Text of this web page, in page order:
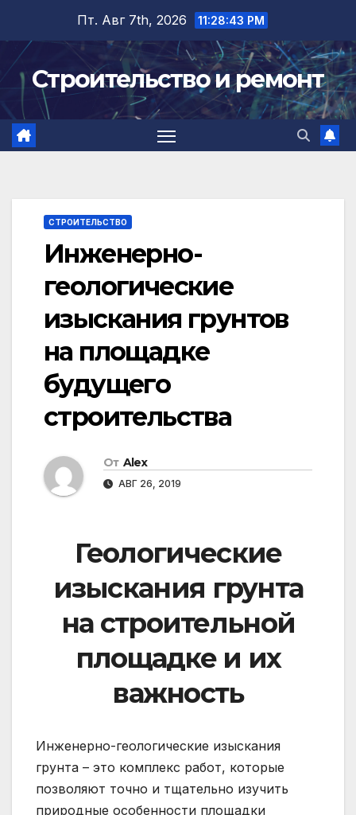
содержимому
Пт. Авг 7th, 2026 11:28:43 PM
Строительство и ремонт
СТРОИТЕЛЬСТВО
Инженерно-
геологические
изыскания грунтов
на площадке
будущего
строительства
От Alex
АВГ 26, 2019
Геологические
изыскания грунта
на строительной
площадке и их
важность
Инженерно-геологические изыскания
грунта – это комплекс работ, которые
позволяют точно и тщательно изучить
природные особенности площадки